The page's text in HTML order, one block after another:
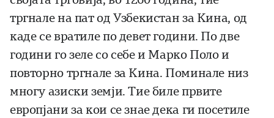
тргнале на пат од Узбекистан за Кина, од
каде се вратиле по девет години. По две
години го зеле со себе и Марко Поло и
повторно тргнале за Кина. Поминале низ
многу азиски земји. Тие биле првите
европјани за кои се знае дека ги посетиле